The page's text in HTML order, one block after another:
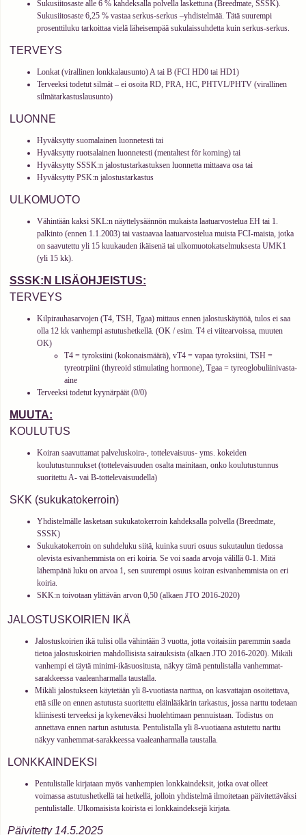
Sukusiitosaste alle 6 % kahdeksalla polvella laskettuna (Breedmate, SSSK).
Sukusiitosaste 6,25 % vastaa serkus-serkus –yhdistelmää. Tätä suurempi
prosenttiluku tarkoittaa vielä läheisempää sukulaissuhdetta kuin serkus-serkus.
TERVEYS
Lonkat (virallinen lonkkalausunto) A tai B (FCI HD0 tai HD1)
Terveeksi todetut silmät – ei osoita RD, PRA, HC, PHTVL/PHTV (virallinen
silmätarkastuslausunto)
LUONNE
Hyväksytty suomalainen luonnetesti tai
Hyväksytty ruotsalainen luonnetesti (mentaltest för korning) tai
Hyväksytty SSSK:n jalostustarkastuksen luonnetta mittaava osa tai
Hyväksytty PSK:n jalostustarkastus
ULKOMUOTO
Vähintään kaksi SKL:n näyttelysäännön mukaista laatuarvostelua EH tai 1.
palkinto (ennen 1.1.2003) tai vastaavaa laatuarvostelua muista FCI-maista, jotka
on saavutettu yli 15 kuukauden ikäisenä tai ulkomuotokatselmuksesta UMK1
(yli 15 kk).
SSSK:N LISÄOHJEISTUS:
TERVEYS
Kilpirauhasarvojen (T4, TSH, Tgaa) mittaus ennen jalostuskäyttöä, tulos ei saa
olla 12 kk vanhempi astutushetkellä. (OK / esim. T4 ei viitearvoissa, muuten
OK)
T4 = tyroksiini (kokonaismäärä), vT4 = vapaa tyroksiini, TSH =
tyreotrpiini (thyreoid stimulating hormone), Tgaa = tyreoglobuliinivasta-
aine
Terveeksi todetut kyynärpäät (0/0)
MUUTA:
KOULUTUS
Koiran saavuttamat palveluskoira-, tottelevaisuus- yms. kokeiden
koulutustunnukset (tottelevaisuuden osalta mainitaan, onko koulutustunnus
suoritettu A- vai B-tottelevaisuudella)
SKK (sukukatokerroin)
Yhdistelmälle lasketaan sukukatokerroin kahdeksalla polvella (Breedmate,
SSSK)
Sukukatokerroin on suhdeluku siitä, kuinka suuri osuus sukutaulun tiedossa
olevista esivanhemmista on eri koiria. Se voi saada arvoja välillä 0-1. Mitä
lähempänä luku on arvoa 1, sen suurempi osuus koiran esivanhemmista on eri
koiria.
SKK:n toivotaan ylittävän arvon 0,50 (alkaen JTO 2016-2020)
JALOSTUSKOIRIEN IKÄ
Jalostuskoirien ikä tulisi olla vähintään 3 vuotta, jotta voitaisiin paremmin saada
tietoa jalostuskoirien mahdollisista sairauksista (alkaen JTO 2016-2020). Mikäli
vanhempi ei täytä minimi-ikäsuositusta, näkyy tämä pentulistalla vanhemmat-
sarakkeessa vaaleanharmalla taustalla.
Mikäli jalostukseen käytetään yli 8-vuotiasta narttua, on kasvattajan osoitettava,
että sille on ennen astutusta suoritettu eläinlääkärin tarkastus, jossa narttu todetaan
kliinisesti terveeksi ja kykeneväksi huolehtimaan pennuistaan. Todistus on
annettava ennen nartun astutusta. Pentulistalla yli 8-vuotiaana astutettu narttu
näkyy vanhemmat-sarakkeessa vaaleanharmalla taustalla.
LONKKAINDEKSI
Pentulistalle kirjataan myös vanhempien lonkkaindeksit, jotka ovat olleet
voimassa astutushetkellä tai hetkellä, jolloin yhdistelmä ilmoitetaan päivitettäväksi
pentulistalle. Ulkomaisista koirista ei lonkkaindeksejä kirjata.
Päivitetty 14.5.2025